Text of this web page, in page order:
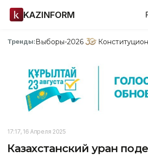
KAZINFORM
Тренды:Выборы-2026
17:17, 16 Апреля 2025
Казахстанский уран